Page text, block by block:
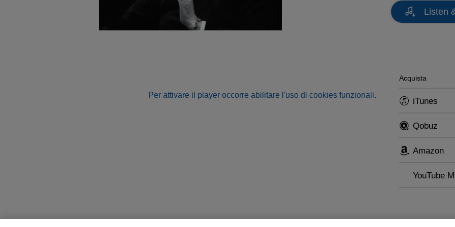
Listen
Per attivare il player occorre abilitare l'uso di cookies funzionali.
Acquista
iTunes
Qobuz
Amazon
YouTube